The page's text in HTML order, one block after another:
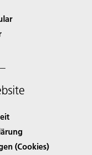
(Cookies)